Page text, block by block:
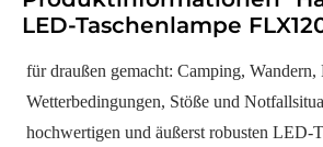
LED-Taschenlampe
für draußen gemacht: Camping,
Wetterbedingungen, Stöße und
hochwertigen und äußerst robusten LED-